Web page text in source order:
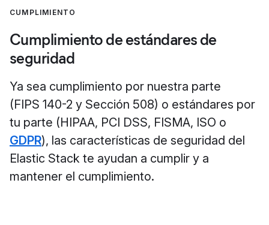
CUMPLIMIENTO
Cumplimiento de estándares de
seguridad
Ya sea cumplimiento por nuestra parte
(FIPS 140-2 y Sección 508) o estándares por
tu parte (HIPAA, PCI DSS, FISMA, ISO o
GDPR), las características de seguridad del
Elastic Stack te ayudan a cumplir y a
mantener el cumplimiento.